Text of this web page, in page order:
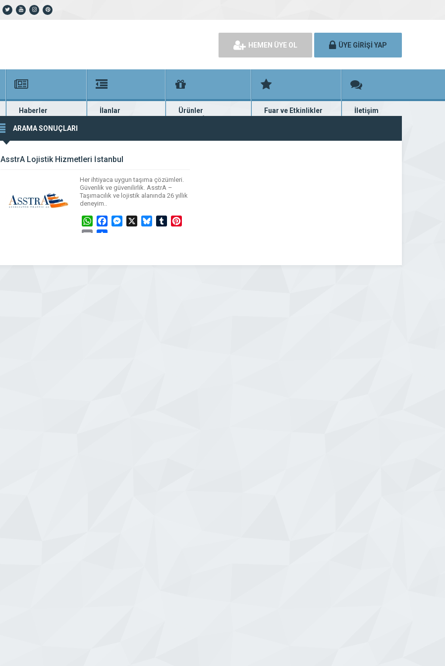
HEMEN ÜYE OL ÜYE GİRİŞİ YAP
Haberler
En güncel haberler
İlanlar
Güncel seri ilanlar
Ürünler
Binlerce firma ürünü
Fuar ve Etkinlikler
Fuar ve etkinlik planları
İletişim
Bize ulaşın
ARAMA SONUÇLARI
AsstrA Lojistik Hizmetleri İstanbul
Her ihtiyaca uygun taşıma çözümleri.
Güvenlik ve güvenilirlik. AsstrA –
Taşımacılık ve lojistik alanında 26 yıllık
deneyim..
WhatsAppFacebookMessengerBluesky
Tumblr
Email